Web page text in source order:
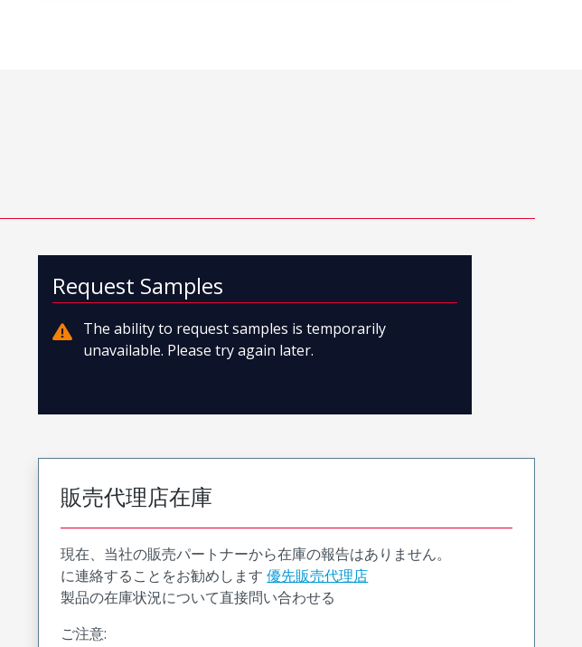
Request Samples
The ability to request samples is temporarily
unavailable. Please try again later.
販売代理店在庫
現在、当社の販売パートナーから在庫の報告はありません。
に連絡することをお勧めします 優先販売代理店
製品の在庫状況について直接問い合わせる
ご注意: